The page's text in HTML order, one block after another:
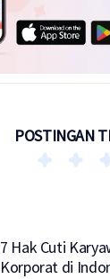
POSTINGAN
7 Hak Cuti
Korporat di